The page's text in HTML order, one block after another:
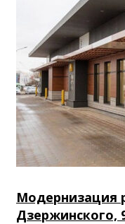
Модернизация
Дзержинского,